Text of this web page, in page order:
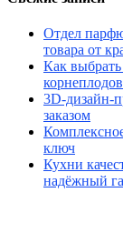
Отдел
товара от
Как
3D-дизайн-
заказом
ключ
Кухни
надёжный